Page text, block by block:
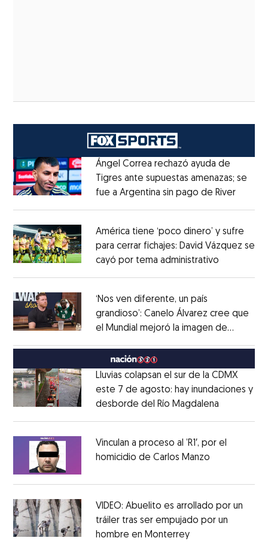
Ángel Correa rechazó ayuda de
Tigres ante supuestas amenazas; se
fue a Argentina sin pago de RiverOpens
América tiene ‘poco dinero’ y sufre
para cerrar fichajes: David Vázquez se
cayó por tema administrativo
‘Nos ven diferente, un país
grandioso’: Canelo Álvarez cree que
el Mundial mejoró la imagen de
MéxicoOpens in new window
Lluvias colapsan el sur de la CDMX
este 7 de agosto: hay inundaciones y
desborde del Río Magdalena
Vinculan a proceso al ’R1′, por el
homicidio de Carlos Manzo
VIDEO: Abuelito es arrollado por un
tráiler tras ser empujado por un
hombre en MonterreyOpens in new